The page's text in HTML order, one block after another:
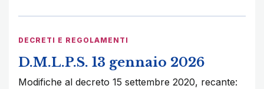
DECRETI E REGOLAMENTI
D.M.L.P.S. 13 gennaio 2026
Modifiche al decreto 15 settembre 2020, recante: